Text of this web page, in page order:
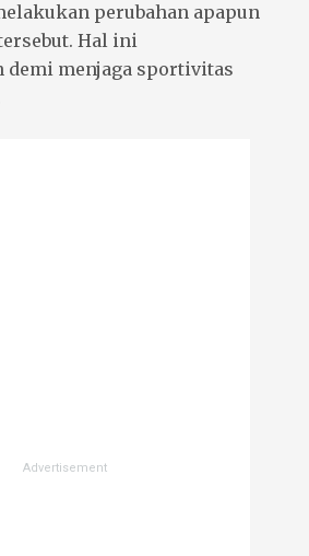
perubahan apapun
Hal ini
demi menjaga sportivitas